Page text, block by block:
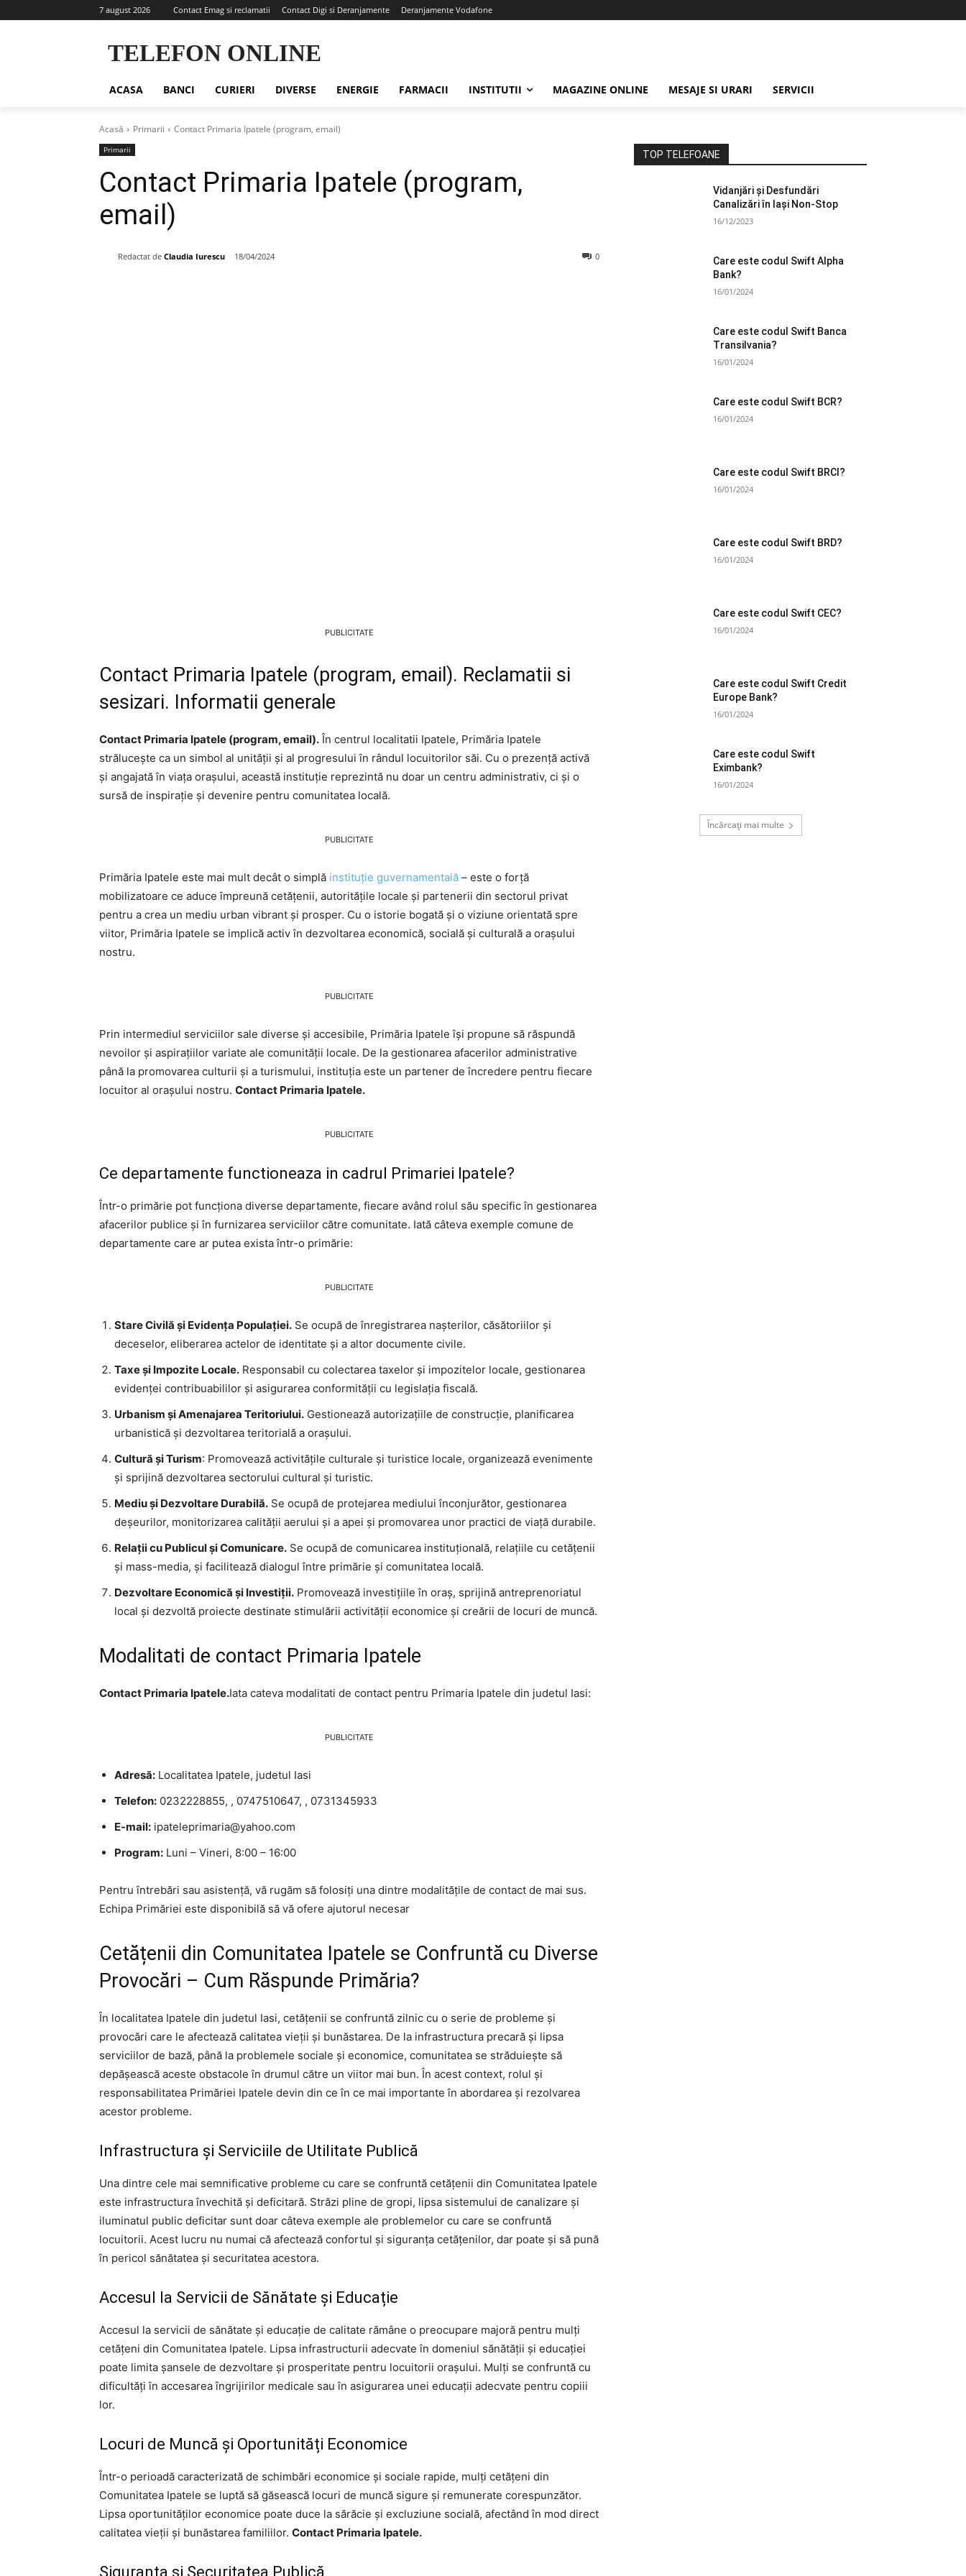
7 august 2026 Contact Emag si reclamatii Contact Digi si Deranjamente Deranjamente Vodafone
TELEFON ONLINE
ACASA BANCI CURIERI DIVERSE ENERGIE FARMACII INSTITUTII MAGAZINE ONLINE MESAJE SI URARI SERVICII
Acasă Primarii Contact Primaria Ipatele (program, email)
Primarii
Contact Primaria Ipatele (program,
email)
Redactat de Claudia Iurescu 18/04/2024 0
PUBLICITATE
Contact Primaria Ipatele (program, email). Reclamatii si
sesizari. Informatii generale
Contact Primaria Ipatele (program, email). În centrul localitatii Ipatele, Primăria Ipatele
strălucește ca un simbol al unității și al progresului în rândul locuitorilor săi. Cu o prezență activă
și angajată în viața orașului, această instituție reprezintă nu doar un centru administrativ, ci și o
sursă de inspirație și devenire pentru comunitatea locală.
PUBLICITATE
Primăria Ipatele este mai mult decât o simplă instituție guvernamentală – este o forță
mobilizatoare ce aduce împreună cetățenii, autoritățile locale și partenerii din sectorul privat
pentru a crea un mediu urban vibrant și prosper. Cu o istorie bogată și o viziune orientată spre
viitor, Primăria Ipatele se implică activ în dezvoltarea economică, socială și culturală a orașului
nostru.
PUBLICITATE
Prin intermediul serviciilor sale diverse și accesibile, Primăria Ipatele își propune să răspundă
nevoilor și aspirațiilor variate ale comunității locale. De la gestionarea afacerilor administrative
până la promovarea culturii și a turismului, instituția este un partener de încredere pentru fiecare
locuitor al orașului nostru. Contact Primaria Ipatele.
PUBLICITATE
Ce departamente functioneaza in cadrul Primariei Ipatele?
Într-o primărie pot funcționa diverse departamente, fiecare având rolul său specific în gestionarea
afacerilor publice și în furnizarea serviciilor către comunitate. Iată câteva exemple comune de
departamente care ar putea exista într-o primărie:
PUBLICITATE
Stare Civilă și Evidența Populației. Se ocupă de înregistrarea nașterilor, căsătoriilor și
deceselor, eliberarea actelor de identitate și a altor documente civile.
Taxe și Impozite Locale. Responsabil cu colectarea taxelor și impozitelor locale, gestionarea
evidenței contribuabililor și asigurarea conformității cu legislația fiscală.
Urbanism și Amenajarea Teritoriului. Gestionează autorizațiile de construcție, planificarea
urbanistică și dezvoltarea teritorială a orașului.
Cultură și Turism: Promovează activitățile culturale și turistice locale, organizează evenimente
și sprijină dezvoltarea sectorului cultural și turistic.
Mediu și Dezvoltare Durabilă. Se ocupă de protejarea mediului înconjurător, gestionarea
deșeurilor, monitorizarea calității aerului și a apei și promovarea unor practici de viață durabile.
Relații cu Publicul și Comunicare. Se ocupă de comunicarea instituțională, relațiile cu cetățenii
și mass-media, și facilitează dialogul între primărie și comunitatea locală.
Dezvoltare Economică și Investiții. Promovează investițiile în oraș, sprijină antreprenoriatul
local și dezvoltă proiecte destinate stimulării activității economice și creării de locuri de muncă.
Modalitati de contact Primaria Ipatele
Contact Primaria Ipatele.Iata cateva modalitati de contact pentru Primaria Ipatele din judetul Iasi:
PUBLICITATE
Adresă: Localitatea Ipatele, judetul Iasi
Telefon: 0232228855, , 0747510647, , 0731345933
E-mail: ipateleprimaria@yahoo.com
Program: Luni – Vineri, 8:00 – 16:00
Pentru întrebări sau asistență, vă rugăm să folosiți una dintre modalitățile de contact de mai sus.
Echipa Primăriei este disponibilă să vă ofere ajutorul necesar
Cetățenii din Comunitatea Ipatele se Confruntă cu Diverse
Provocări – Cum Răspunde Primăria?
În localitatea Ipatele din judetul Iasi, cetățenii se confruntă zilnic cu o serie de probleme și
provocări care le afectează calitatea vieții și bunăstarea. De la infrastructura precară și lipsa
serviciilor de bază, până la problemele sociale și economice, comunitatea se străduiește să
depășească aceste obstacole în drumul către un viitor mai bun. În acest context, rolul și
responsabilitatea Primăriei Ipatele devin din ce în ce mai importante în abordarea și rezolvarea
acestor probleme.
Infrastructura și Serviciile de Utilitate Publică
Una dintre cele mai semnificative probleme cu care se confruntă cetățenii din Comunitatea Ipatele
este infrastructura învechită și deficitară. Străzi pline de gropi, lipsa sistemului de canalizare și
iluminatul public deficitar sunt doar câteva exemple ale problemelor cu care se confruntă
locuitorii. Acest lucru nu numai că afectează confortul și siguranța cetățenilor, dar poate și să pună
în pericol sănătatea și securitatea acestora.
Accesul la Servicii de Sănătate și Educație
Accesul la servicii de sănătate și educație de calitate rămâne o preocupare majoră pentru mulți
cetățeni din Comunitatea Ipatele. Lipsa infrastructurii adecvate în domeniul sănătății și educației
poate limita șansele de dezvoltare și prosperitate pentru locuitorii orașului. Mulți se confruntă cu
dificultăți în accesarea îngrijirilor medicale sau în asigurarea unei educații adecvate pentru copiii
lor.
Locuri de Muncă și Oportunități Economice
Într-o perioadă caracterizată de schimbări economice și sociale rapide, mulți cetățeni din
Comunitatea Ipatele se luptă să găsească locuri de muncă sigure și remunerate corespunzător.
Lipsa oportunităților economice poate duce la sărăcie și excluziune socială, afectând în mod direct
calitatea vieții și bunăstarea familiilor. Contact Primaria Ipatele.
Siguranța și Securitatea Publică
TOP TELEFOANE
Vidanjări și Desfundări
Canalizări în Iași Non-Stop
16/12/2023
Care este codul Swift Alpha
Bank?
16/01/2024
Care este codul Swift Banca
Transilvania?
16/01/2024
Care este codul Swift BCR?
16/01/2024
Care este codul Swift BRCI?
16/01/2024
Care este codul Swift BRD?
16/01/2024
Care este codul Swift CEC?
16/01/2024
Care este codul Swift Credit
Europe Bank?
16/01/2024
Care este codul Swift
Eximbank?
16/01/2024
Încărcați mai multe